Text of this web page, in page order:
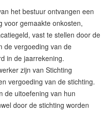
het bestuur ontvangen een
voor gemaakte onkosten,
vast te stellen door de
de vergoeding van de
in de jaarrekening.
zijn van Stichting
vergoeding van de stichting.
de uitoefening van hun
door de stichting worden